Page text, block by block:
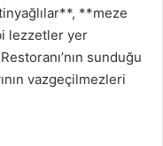
**meze
lezzetler yer
sunduğu
vazgeçilmezleri